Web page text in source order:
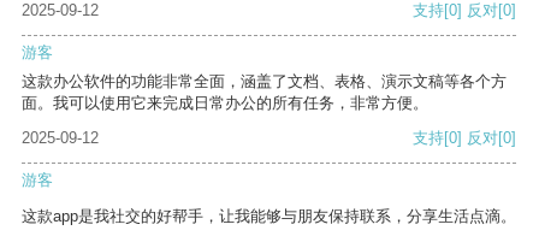
2025-09-12
支持[0] 反对[0]
游客
这款办公软件的功能非常全面，涵盖了文档、表格、演示文稿等各个方
面。我可以使用它来完成日常办公的所有任务，非常方便。
2025-09-12
支持[0] 反对[0]
游客
这款app是我社交的好帮手，让我能够与朋友保持联系，分享生活点滴。